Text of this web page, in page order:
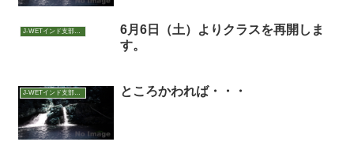
J-WETインド支部～ヨガのこころ～
6月6日（土）よりクラスを再開しま
す。
J-WETインド支部～ヨガのこころ～ ところかわれば・・・